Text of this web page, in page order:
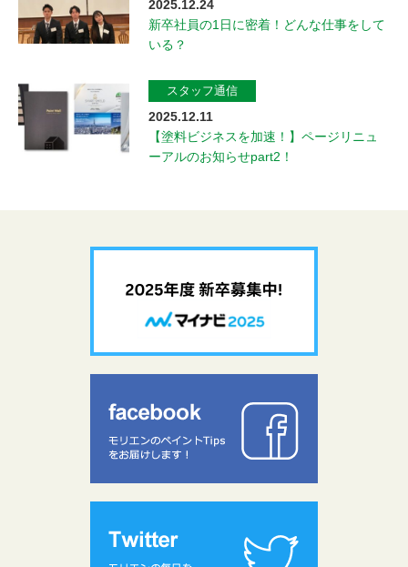
2025.12.24
新卒社員の1日に密着！どんな仕事をして
いる？
スタッフ通信
2025.12.11
【塗料ビジネスを加速！】ページリニュ
ーアルのお知らせpart2！